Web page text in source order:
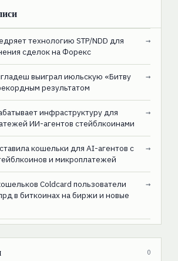
технологию STP/NDD для
сделок на Форекс
→
выиграл июльскую «Битву
результатом
→
инфраструктуру для
ИИ-агентов стейблкоинами
→
кошельки для AI-агентов с
и микроплатежей
→
Coldcard пользователи
в биткоинах на биржи и новые
→
0